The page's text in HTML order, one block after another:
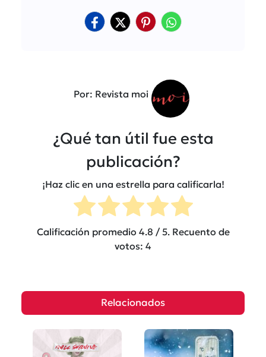
Por: Revista moi
¿Qué tan útil fue esta
publicación?
¡Haz clic en una estrella para calificarla!
Calificación promedio 4.8 / 5. Recuento de
votos: 4
Relacionados